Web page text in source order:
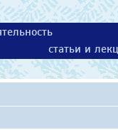
статьи и